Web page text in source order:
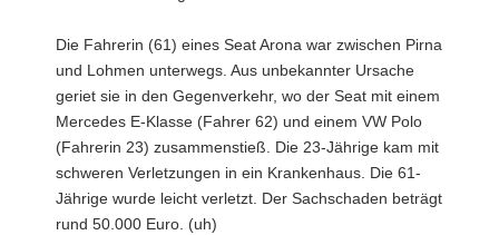
Die Fahrerin (61) eines Seat Arona war zwischen Pirna
und Lohmen unterwegs. Aus unbekannter Ursache
geriet sie in den Gegenverkehr, wo der Seat mit einem
Mercedes E-Klasse (Fahrer 62) und einem VW Polo
(Fahrerin 23) zusammenstieß. Die 23-Jährige kam mit
schweren Verletzungen in ein Krankenhaus. Die 61-
Jährige wurde leicht verletzt. Der Sachschaden beträgt
rund 50.000 Euro. (uh)